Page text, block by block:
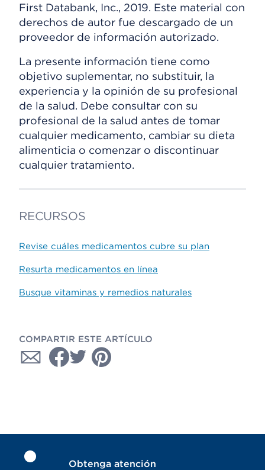
First Databank, Inc., 2019. Este material con
derechos de autor fue descargado de un
proveedor de información autorizado.
La presente información tiene como
objetivo suplementar, no substituir, la
experiencia y la opinión de su profesional
de la salud. Debe consultar con su
profesional de la salud antes de tomar
cualquier medicamento, cambiar su dieta
alimenticia o comenzar o discontinuar
cualquier tratamiento.
RECURSOS
Revise cuáles medicamentos cubre su plan
Resurta medicamentos en línea
Busque vitaminas y remedios naturales
COMPARTIR ESTE ARTÍCULO
Obtenga atención